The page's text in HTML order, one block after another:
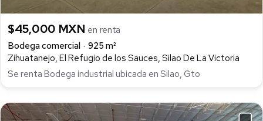
$45,000 MXN en renta
Bodega comercial
925 m²
Zihuatanejo, El Refugio de los Sauces, Silao De La Victoria
Se renta Bodega industrial ubicada en Silao, Gto